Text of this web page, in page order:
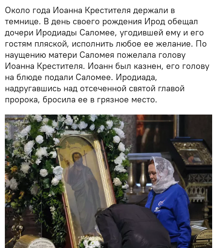
Около года Иоанна Крестителя держали в
темнице. В день своего рождения Ирод обещал
дочери Иродиады Саломее, угодившей ему и его
гостям пляской, исполнить любое ее желание. По
наущению матери Саломея пожелала голову
Иоанна Крестителя. Иоанн был казнен, его голову
на блюде подали Саломее. Иродиада,
надругавшись над отсеченной святой главой
пророка, бросила ее в грязное место.